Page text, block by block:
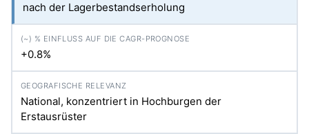
nach der Lagerbestandserholung
+0.8%
National, konzentriert in Hochburgen der
Erstausrüster